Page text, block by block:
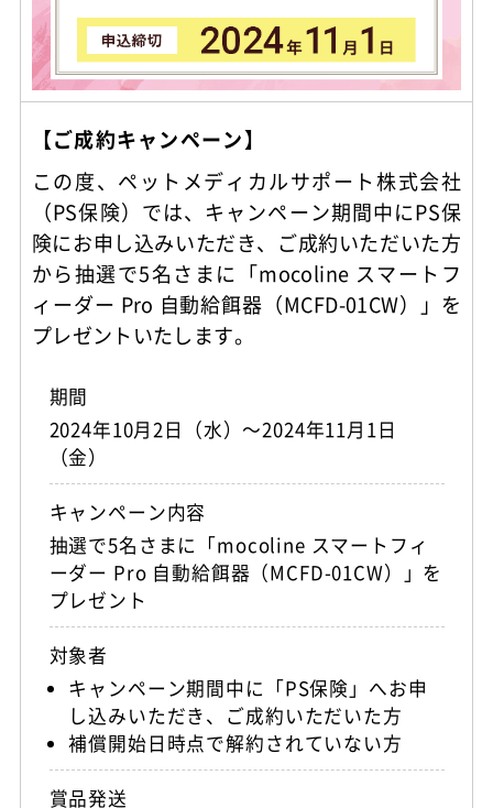
【ご成約キャンペーン】
この度、ペットメディカルサポート株式会社
（PS保険）では、キャンペーン期間中にPS保
険にお申し込みいただき、ご成約いただいた方
から抽選で5名さまに「mocoline スマートフ
ィーダー Pro 自動給餌器（MCFD-01CW）」を
プレゼントいたします。
期間
2024年10月2日（水）～2024年11月1日
（金）
キャンペーン内容
抽選で5名さまに「mocoline スマートフィ
ーダー Pro 自動給餌器（MCFD-01CW）」を
プレゼント
対象者
キャンペーン期間中に「PS保険」へお申
し込みいただき、ご成約いただいた方
補償開始日時点で解約されていない方
賞品発送